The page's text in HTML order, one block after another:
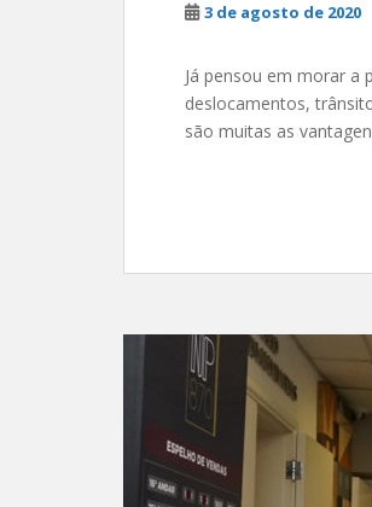
3 de agosto de 2020
Já pensou em morar a
deslocamentos,
são muitas as